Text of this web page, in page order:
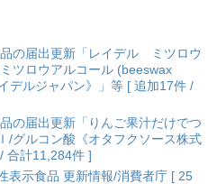
の届出更新「レイデル ミツロウ
ツロウアルコール (beeswax
デルジャパン》」等 [ 追加17件 /
の届出更新「りんご果汁だけでつ
/グルコン酸《オタフクソース株式
合計11,284件 ]
表示食品 更新情報/消費者庁 [ 25